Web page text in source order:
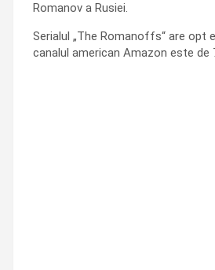
Romanov a Rusiei.
Serialul „The Romanoffs“ are opt
canalul american Amazon este de